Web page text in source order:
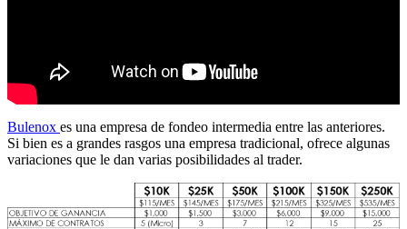
Bulenox es una empresa de fondeo intermedia entre las anteriores.
Si bien es a grandes rasgos una empresa tradicional, ofrece algunas
variaciones que le dan varias posibilidades al trader.